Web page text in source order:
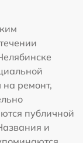
ремонт,
публичной
и